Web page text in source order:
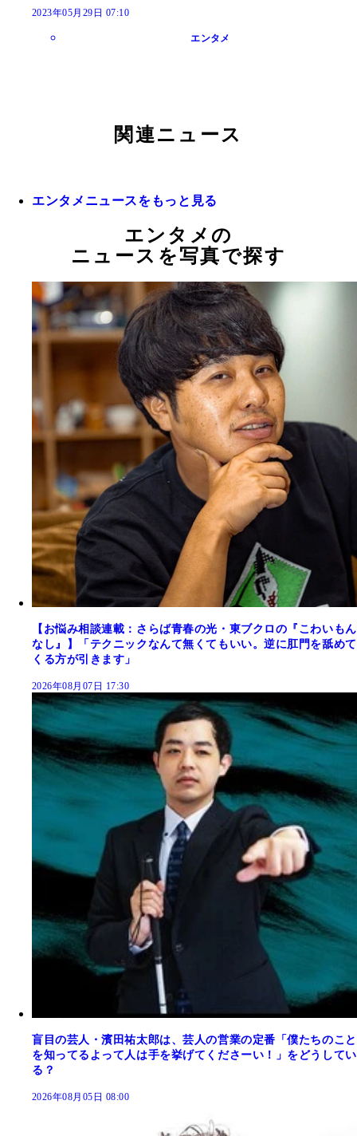
2023年05月29日 07:10
エンタメ
関連ニュース
エンタメニュースをもっと見る
エンタメの
ニュースを写真で探す
【お悩み相談連載：さらば青春の光・東ブクロの『こわいもん
なし』】「テクニックなんて無くてもいい。逆に肛門を舐めて
くる方が引きます」
2026年08月07日 17:30
盲目の芸人・濱田祐太郎は、芸人の営業の定番「僕たちのこと
を知ってるよって人は手を挙げてくださーい！」をどうしてい
る？
2026年08月05日 08:00